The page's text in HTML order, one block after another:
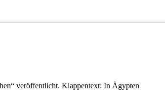
veröffentlicht. Klappentext: In Ägypten